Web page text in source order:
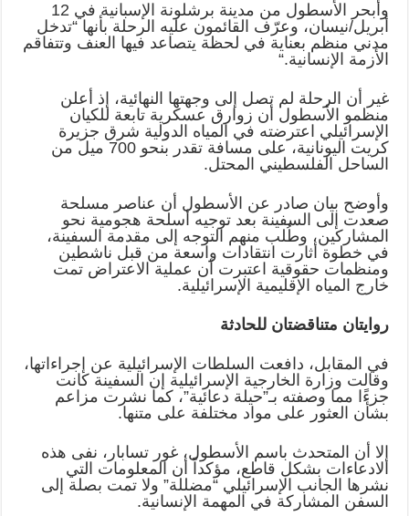
وأبحر الأسطول من مدينة برشلونة الإسبانية في 12
أبريل/نيسان، وعرّف القائمون عليه الرحلة بأنها “تدخل
مدني منظم بعناية في لحظة يتصاعد فيها العنف وتتفاقم
الأزمة الإنسانية“.
غير أن الرحلة لم تصل إلى وجهتها النهائية، إذ أعلن
منظمو الأسطول أن زوارق عسكرية تابعة للكيان
الإسرائيلي اعترضته في المياه الدولية شرق جزيرة
كريت اليونانية، على مسافة تقدر بنحو 700 ميل من
الساحل الفلسطيني المحتل.
وأوضح بيان صادر عن الأسطول أن عناصر مسلحة
صعدت إلى السفينة بعد توجيه أسلحة هجومية نحو
المشاركين، وطُلب منهم التوجه إلى مقدمة السفينة،
في خطوة أثارت انتقادات واسعة من قبل ناشطين
ومنظمات حقوقية اعتبرت أن عملية الاعتراض تمت
خارج المياه الإقليمية الإسرائيلية.
روايتان متناقضتان للحادثة
في المقابل، دافعت السلطات الإسرائيلية عن إجراءاتها،
وقالت وزارة الخارجية الإسرائيلية إن السفينة كانت
جزءًا مما وصفته بـ”حيلة دعائية”، كما نشرت مزاعم
بشأن العثور على مواد مختلفة على متنها.
إلا أن المتحدث باسم الأسطول، غور تسابار، نفى هذه
الادعاءات بشكل قاطع، مؤكداً أن المعلومات التي
نشرها الجانب الإسرائيلي “مضللة” ولا تمت بصلة إلى
السفن المشاركة في المهمة الإنسانية.